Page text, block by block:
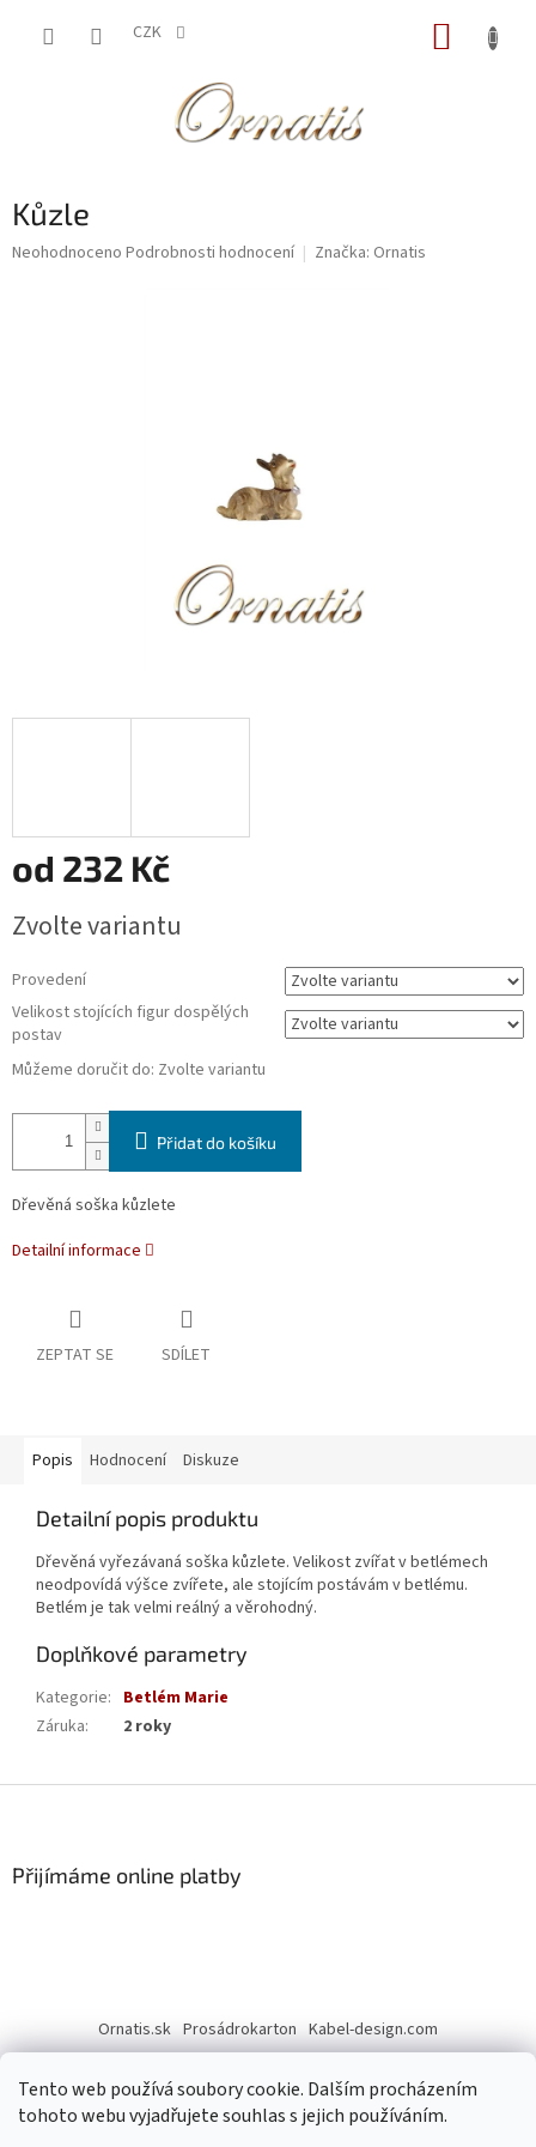
Tento web používá soubory cookie. Dalším procházením
tohoto webu vyjadřujete souhlas s jejich používáním.
CZK
Kůzle
Průměrné
Neohodnoceno Podrobnosti hodnocení Značka: Ornatis
od 232 Kč
cena:
Zvolte variantu
Provedení
Velikost stojících figur dospělých
postav
Můžeme doručit do: Zvolte variantu
Přidat do košíku
Dřevěná soška kůzlete
Detailní informace
ZEPTAT SE SDÍLET
Popis Hodnocení Diskuze
Detailní popis produktu
Dřevěná vyřezávaná soška kůzlete. Velikost zvířat v betlémech
neodpovídá výšce zvířete, ale stojícím postávám v betlému.
Betlém je tak velmi reálný a věrohodný.
Doplňkové parametry
Kategorie: Betlém Marie
Záruka: 2 roky
Přijímáme online platby
Ornatis.sk Prosádrokarton Kabel-design.com